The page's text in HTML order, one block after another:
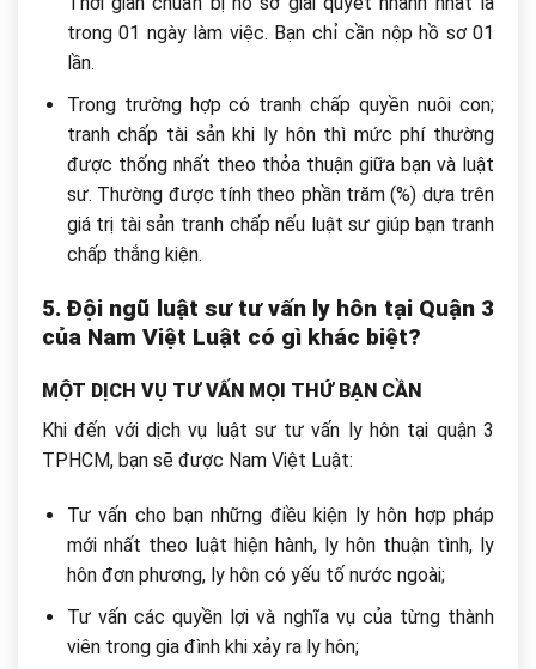
trong 01 ngày làm việc. Bạn chỉ cần nộp hồ sơ 01
lần.
Trong trường hợp có tranh chấp quyền nuôi con;
tranh chấp tài sản khi ly hôn thì mức phí thường
được thống nhất theo thỏa thuận giữa bạn và luật
sư. Thường được tính theo phần trăm (%) dựa trên
giá trị tài sản tranh chấp nếu luật sư giúp bạn tranh
chấp thắng kiện.
5. Đội ngũ luật sư tư vấn ly hôn tại Quận 3
của Nam Việt Luật có gì khác biệt?
MỘT DỊCH VỤ TƯ VẤN MỌI THỨ BẠN CẦN
Khi đến với dịch vụ luật sư tư vấn ly hôn tại quận 3
TPHCM, bạn sẽ được Nam Việt Luật:
Tư vấn cho bạn những điều kiện ly hôn hợp pháp
mới nhất theo luật hiện hành, ly hôn thuận tình, ly
hôn đơn phương, ly hôn có yếu tố nước ngoài;
Tư vấn các quyền lợi và nghĩa vụ của từng thành
viên trong gia đình khi xảy ra ly hôn;